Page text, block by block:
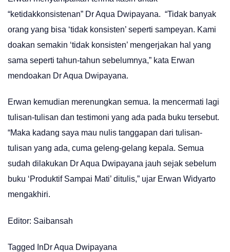
“ketidakkonsistenan” Dr Aqua Dwipayana. “Tidak banyak
orang yang bisa ‘tidak konsisten’ seperti sampeyan. Kami
doakan semakin ‘tidak konsisten’ mengerjakan hal yang
sama seperti tahun-tahun sebelumnya,” kata Erwan
mendoakan Dr Aqua Dwipayana.
Erwan kemudian merenungkan semua. Ia mencermati lagi
tulisan-tulisan dan testimoni yang ada pada buku tersebut.
“Maka kadang saya mau nulis tanggapan dari tulisan-
tulisan yang ada, cuma geleng-gelang kepala. Semua
sudah dilakukan Dr Aqua Dwipayana jauh sejak sebelum
buku ‘Produktif Sampai Mati’ ditulis,” ujar Erwan Widyarto
mengakhiri.
Editor: Saibansah
Tagged InDr Aqua Dwipayana